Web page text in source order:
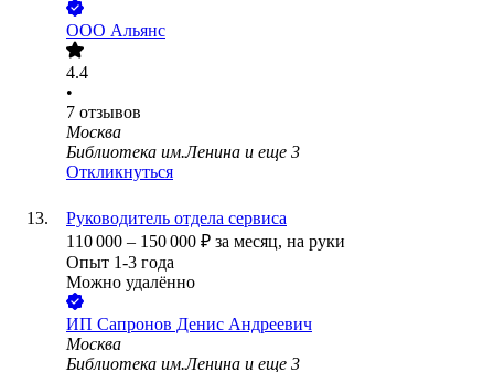
ООО Альянс
4.4
•
7 отзывов
Москва
Библиотека им.Ленина и еще 3
Откликнуться
Руководитель отдела сервиса
110 000 – 150 000 ₽ за месяц, на руки
Опыт 1-3 года
Можно удалённо
ИП Сапронов Денис Андреевич
Москва
Библиотека им.Ленина и еще 3